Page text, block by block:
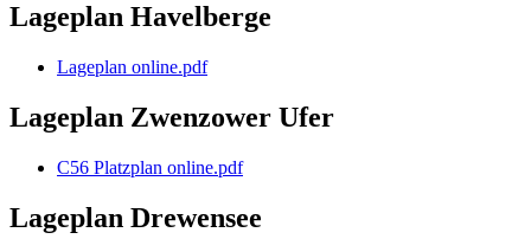
Lageplan Havelberge
Lageplan online.pdf
Lageplan Zwenzower Ufer
C56 Platzplan online.pdf
Lageplan Drewensee